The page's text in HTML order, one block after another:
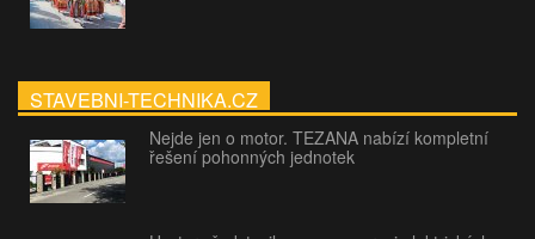
STAVEBNI-TECHNIKA.CZ
Nejde jen o motor. TEZANA nabízí kompletní
řešení pohonných jednotek